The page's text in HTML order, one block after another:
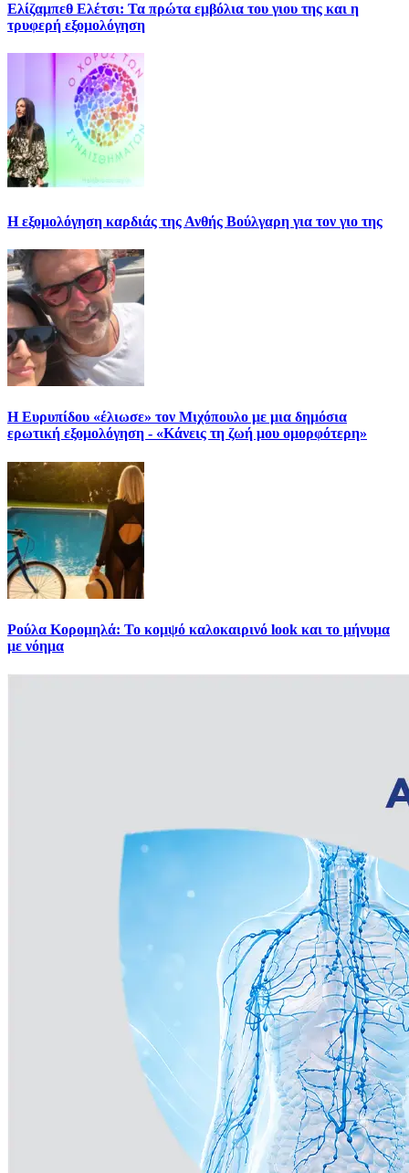
Ελίζαμπεθ Ελέτσι: Τα πρώτα εμβόλια του γιου της και η
τρυφερή εξομολόγηση
Η εξομολόγηση καρδιάς της Ανθής Βούλγαρη για τον γιο της
Η Ευρυπίδου «έλιωσε» τον Μιχόπουλο με μια δημόσια
ερωτική εξομολόγηση - «Κάνεις τη ζωή μου ομορφότερη»
Ρούλα Κορομηλά: Το κομψό καλοκαιρινό look και το μήνυμα
με νόημα